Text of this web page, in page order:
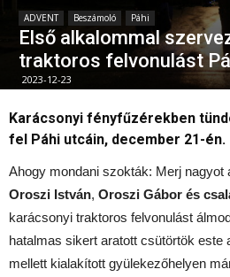
ADVENT Beszámoló Páhi
Első alkalommal
traktoros felvonulást
2023-12-23
Karácsonyi fényfűzérekben
fel Páhi utcáin, december 21-én.
Ahogy mondani szokták: Merj nagyot
Oroszi István, Oroszi Gábor és
karácsonyi traktoros felvonulást
hatalmas sikert aratott csütörtök este
mellett kialakított gyülekezőhelyen